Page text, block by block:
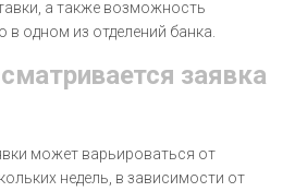
а также возможность
одном из отделений банка.
заявка
может варьироваться от
недель, в зависимости от